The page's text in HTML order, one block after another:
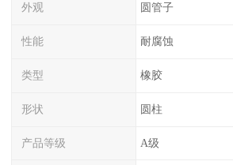
外观 圆管子
性能 耐腐蚀
类型 橡胶
形状 圆柱
产品等级 A级